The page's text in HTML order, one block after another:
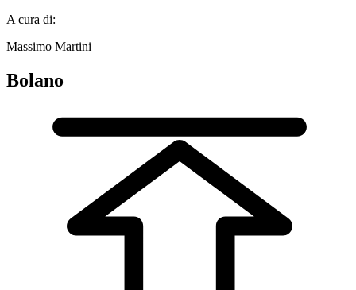
A cura di:
Massimo Martini
Bolano